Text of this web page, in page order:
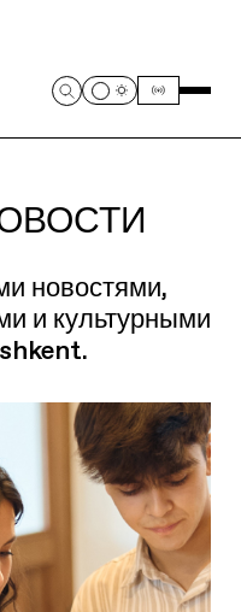
новостями,
и культурными